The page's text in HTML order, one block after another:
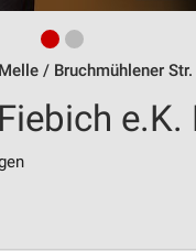
/ Bruchmühlener
e.K.